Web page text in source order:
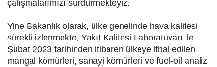
çalışmalarımızı sürdürmekteyiz.
Yine Bakanlık olarak, ülke genelinde hava kalitesi
sürekli izlenmekte, Yakıt Kalitesi Laboratuvarı ile
Şubat 2023 tarihinden itibaren ülkeye ithal edilen
mangal kömürleri, sanayi kömürleri ve fuel-oil analiz